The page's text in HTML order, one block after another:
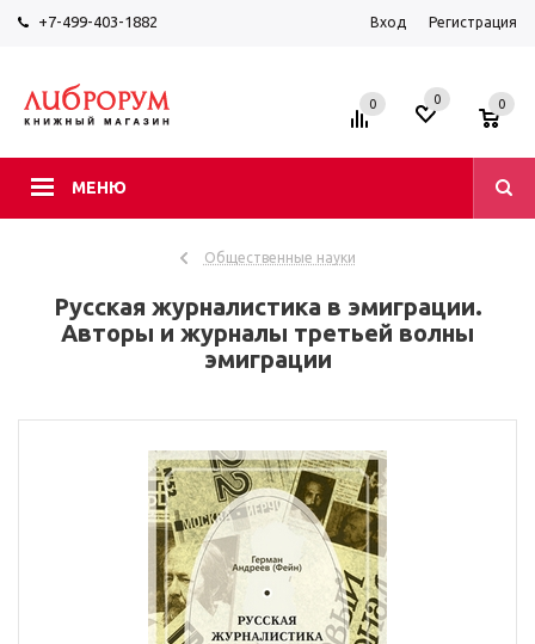
+7-499-403-1882 Вход Регистрация
МЕНЮ
0 0 0
Общественные науки
Русская журналистика в эмиграции.
Авторы и журналы третьей волны
эмиграции